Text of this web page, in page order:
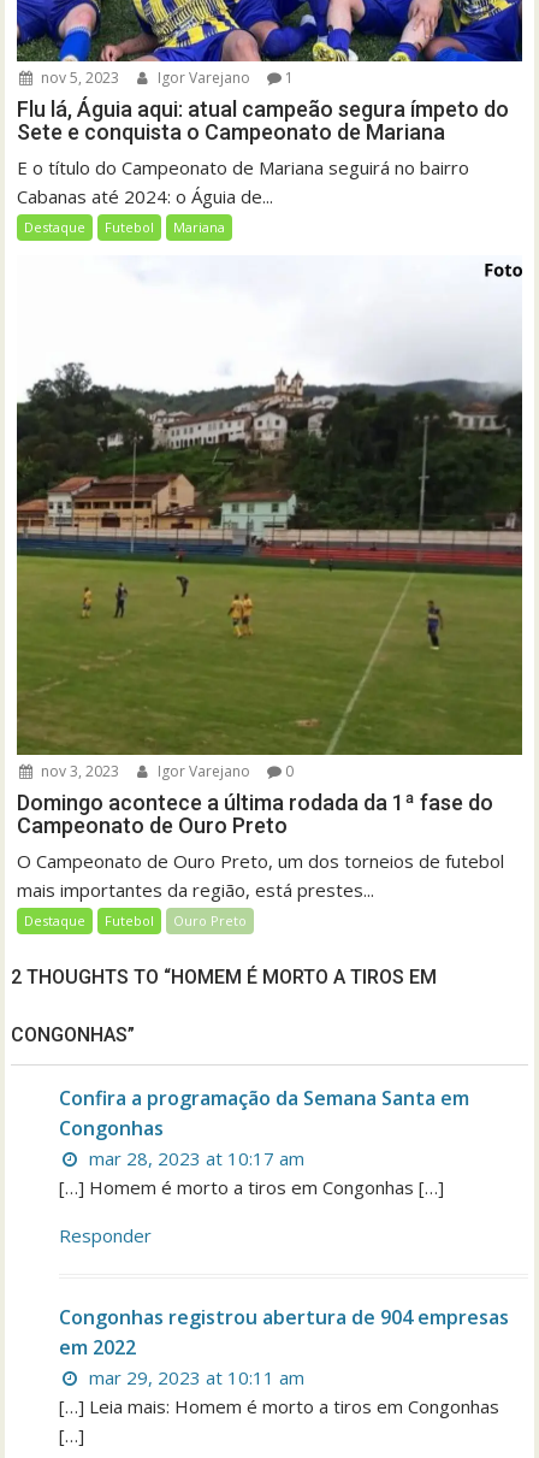
nov 5, 2023 Igor Varejano 1
Flu lá, Águia aqui: atual campeão segura ímpeto do
Sete e conquista o Campeonato de Mariana
E o título do Campeonato de Mariana seguirá no bairro
Cabanas até 2024: o Águia de...
Destaque Futebol Mariana
nov 3, 2023 Igor Varejano 0
Domingo acontece a última rodada da 1ª fase do
Campeonato de Ouro Preto
O Campeonato de Ouro Preto, um dos torneios de futebol
mais importantes da região, está prestes...
Destaque Futebol Ouro Preto
2 THOUGHTS TO “HOMEM É MORTO A TIROS EM
CONGONHAS”
Confira a programação da Semana Santa em
Congonhas
mar 28, 2023 at 10:17 am
[…] Homem é morto a tiros em Congonhas […]
Responder
Congonhas registrou abertura de 904 empresas
em 2022
mar 29, 2023 at 10:11 am
[…] Leia mais: Homem é morto a tiros em Congonhas
[…]